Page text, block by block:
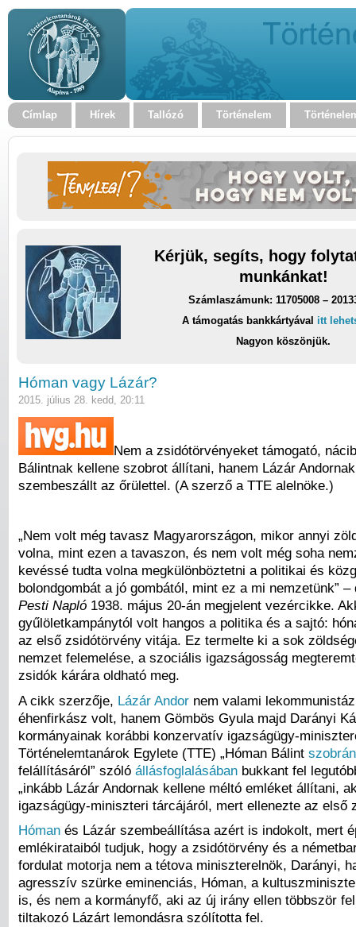
Címlap Hírek Tallózó Történelem
Kérjük, segíts, hogy
munkánkat!
Számlaszámunk: 11705008 –
A támogatás bankkártyával itt
Nagyon köszönjük.
Hóman vagy Lázár?
2015. július 28. kedd, 20:11
Nem a zsidótörvényeket támogató,
Bálintnak kellene szobrot állítani, hanem Lázár
szembeszállt az őrülettel. (A szerző a TTE alelnöke.)
„Nem volt még tavasz Magyarországon, mikor annyi
volna, mint ezen a tavaszon, és nem volt még soha
kevéssé tudta volna megkülönböztetni a politikai és
bolondgombát a jó gombától, mint ez a mi nemzetünk” –
Pesti Napló 1938. május 20-án megjelent vezércikke.
gyűlöletkampánytól volt hangos a politika és a sajtó:
az első zsidótörvény vitája. Ez termelte ki a sok
nemzet felemelése, a szociális igazságosság
zsidók kárára oldható meg.
A cikk szerzője, Lázár Andor nem valami
éhenfirkász volt, hanem Gömbös Gyula majd Darányi
kormányainak korábbi konzervatív igazságügy-
Történelemtanárok Egylete (TTE) „Hóman Bálint
felállításáról” szóló állásfoglalásában bukkant fel
„inkább Lázár Andornak kellene méltó emléket állítani,
igazságügy-miniszteri tárcájáról, mert ellenezte az első
Hóman és Lázár szembeállítása azért is indokolt, mert
emlékirataiból tudjuk, hogy a zsidótörvény és a
fordulat motorja nem a tétova miniszterelnök, Darányi,
agresszív szürke eminenciás, Hóman, a
is, és nem a kormányfő, aki az új irány ellen többször
tiltakozó Lázárt lemondásra szólította fel.